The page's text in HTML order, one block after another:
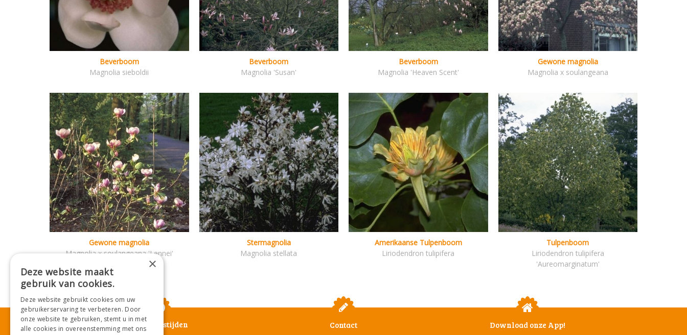
Beverboom
Magnolia sieboldii
Beverboom
Magnolia 'Susan'
Beverboom
Magnolia 'Heaven Scent'
Gewone magnolia
Magnolia x soulangeana
Gewone magnolia
Magnolia x soulangeana 'Lennei'
Stermagnolia
Magnolia stellata
Amerikaanse Tulpenboom
Liriodendron tulipifera
Tulpenboom
Liriodendron tulipifera
'Aureomarginatum'
Openingstijden Contact Download onze App!
×
Deze website maakt
gebruik van cookies.
Deze website gebruikt cookies om uw
gebruikerservaring te verbeteren. Door
onze website te gebruiken, stemt u in met
alle cookies in overeenstemming met ons